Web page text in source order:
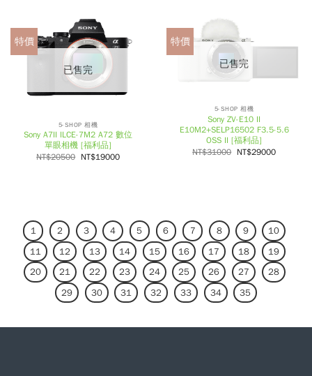
特價
已售完
5-SHOP 相機
Sony A7II ILCE-7M2 A72 數位
單眼相機 [福利品]
NT$20500 NT$19000
特價
已售完
5-SHOP 相機
Sony ZV-E10 II
E10M2+SELP16502 F3.5-5.6
OSS II [福利品]
NT$31000 NT$29000
1 2 3 4 5 6 7 8 9
10
11
12 13 14 15 16 17 18
19
20
21 22 23 24 25 26 27
28
29
30 31 32 33 34 35